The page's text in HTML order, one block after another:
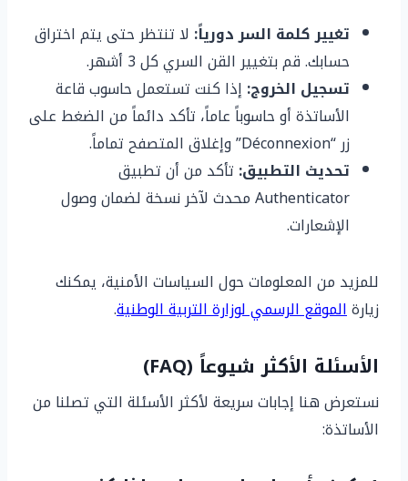
تغيير كلمة السر دورياً: لا تنتظر حتى يتم اختراق
حسابك. قم بتغيير القن السري كل 3 أشهر.
تسجيل الخروج: إذا كنت تستعمل حاسوب قاعة
الأساتذة أو حاسوباً عاماً، تأكد دائماً من الضغط على
زر “Déconnexion” وإغلاق المتصفح تماماً.
تحديث التطبيق: تأكد من أن تطبيق
Authenticator محدث لآخر نسخة لضمان وصول
الإشعارات.
للمزيد من المعلومات حول السياسات الأمنية، يمكنك
زيارةالموقع الرسمي لوزارة التربية الوطنية.
الأسئلة الأكثر شيوعاً (FAQ)
نستعرض هنا إجابات سريعة لأكثر الأسئلة التي تصلنا من
الأساتذة: